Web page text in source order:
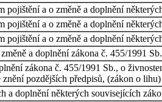
pojištění a o změně a doplnění
pojištění a o změně a doplnění
pojištění a o změně a doplnění
a doplnění zákona č. 455/1991
zákona č. 455/1991 Sb., o
pozdějších předpisů, (zákon o lihu)
a doplnění některých souvisejících